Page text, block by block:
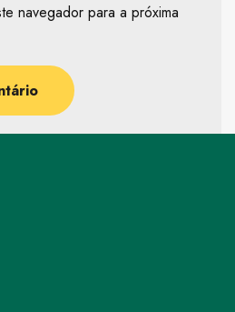
navegador para a próxima